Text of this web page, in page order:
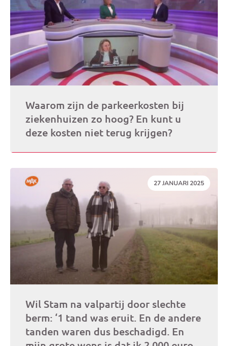
Waarom zijn de parkeerkosten bij
ziekenhuizen zo hoog? En kunt u
deze kosten niet terug krijgen?
DATUM:
27 JANUARI 2025
Wil Stam na valpartij door slechte
berm: ‘1 tand was eruit. En de andere
tanden waren dus beschadigd. En